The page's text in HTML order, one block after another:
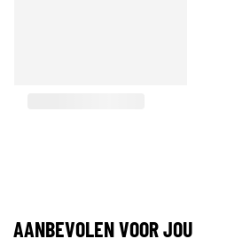
AANBEVOLEN VOOR JOU